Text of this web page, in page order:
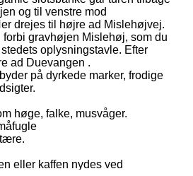
og til venstre mod
drejes til højre ad Mislehøjvej.
forbi gravhøjen Mislehøj, som du
oplysningstavle. Efter
ad Duevangen .
på dyrkede marker, frodige
høge, falke, musvåger.
eller kaffen nydes ved